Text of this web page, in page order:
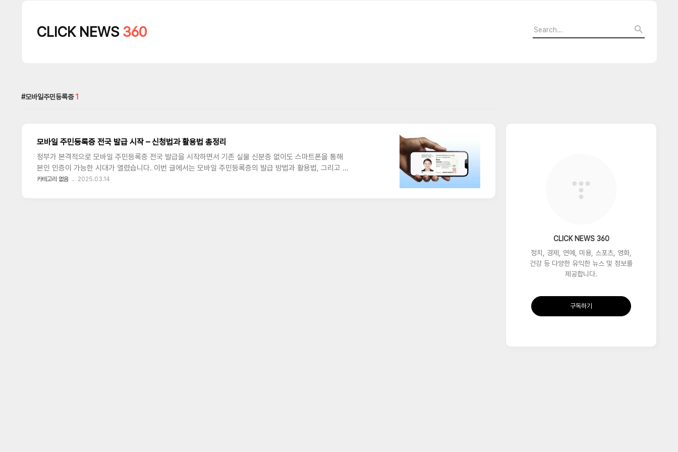
CLICK NEWS 360
모바일주민등록증 1
모바일 주민등록증 전국 발급 시작 – 신청법과 활용법 총정리
정부가 본격적으로 모바일 주민등록증 전국 발급을 시작하면서 기존 실물 신분증 없이도 스마트폰을 통해
본인 인증이 가능한 시대가 열렸습니다. 이번 글에서는 모바일 주민등록증의 발급 방법과 활용법, 그리고 보
안성까지 자세히 살펴봅니다.모바일 주민등록증이란?모바일 주민등록증은 스마트폰에 저장되는 디지털 신
카테고리 없음 2025.03.14
CLICK NEWS 360
정치, 경제, 연예, 미용, 스포츠, 영화,
건강 등 다양한 유익한 뉴스 및 정보를
제공합니다.
구독하기